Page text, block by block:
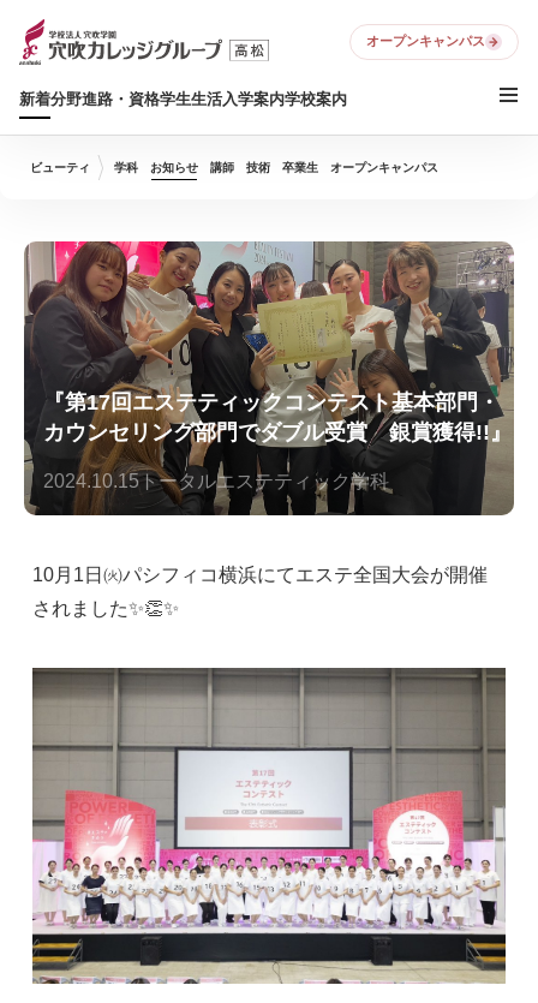
新着分野進路・資格学生生活入学案内学校案内
オープンキャンパス
ビューティ 学科 お知らせ 講師 技術 卒業生 オープンキャンパス
『第17回エステティックコンテスト基本部門・
カウンセリング部門でダブル受賞 銀賞獲得!!』
2024.10.15トータルエステティック学科
10月1日㈫パシフィコ横浜にてエステ全国大会が開催
されました✨👏✨